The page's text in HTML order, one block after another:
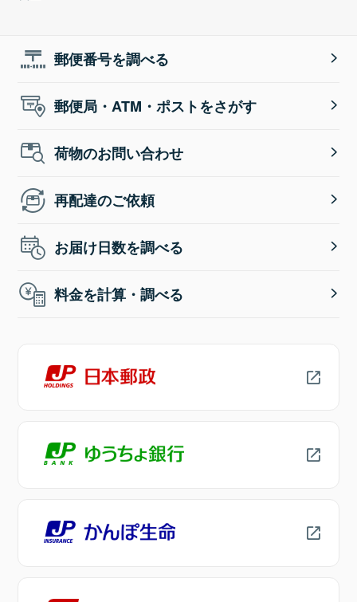
郵便番号を調べる
郵便局・ATM・ポストをさがす
荷物のお問い合わせ
再配達のご依頼
お届け日数を調べる
料金を計算・調べる